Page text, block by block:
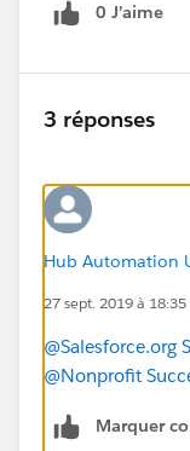
0 J’aime
3 réponses
Hub Automation
27 sept. 2019 à 18:35
@Salesforce.org
@Nonprofit
Marquer